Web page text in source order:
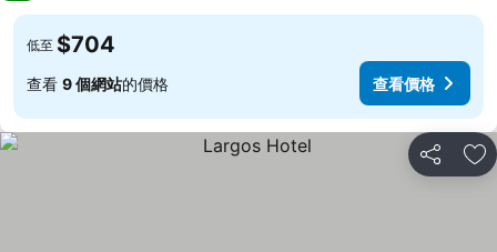
低至 $704
查看 9 個網站的價格 查看價格
分享 放